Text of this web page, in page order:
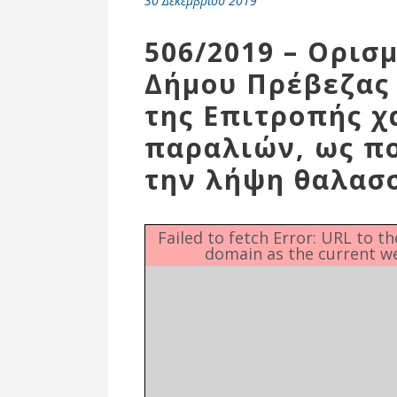
Ενότητες
506/2019 –
Δήμου Πρέβεζας
της Επιτροπής
παραλιών, ως
την λήψη
Failed to fetch Error: URL to
domain as the current